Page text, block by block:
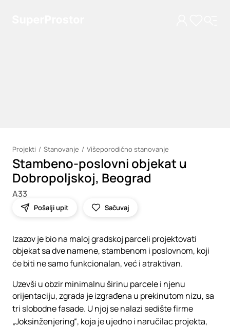
Loading
Projekti Stanovanje Višeporodično stanovanje
Stambeno-poslovni objekat u
Dobropoljskoj, Beograd
A33
Pošalji upit Sačuvaj
Izazov je bio na maloj gradskoj parceli projektovati
objekat sa dve namene, stambenom i poslovnom, koji
će biti ne samo funkcionalan, već i atraktivan.
Uzevši u obzir minimalnu širinu parcele i njenu
orijentaciju, zgrada je izgrađena u prekinutom nizu, sa
tri slobodne fasade. U njoj se nalazi sedište firme
„Joksinženjering“, koja je ujedno i naručilac projekta,